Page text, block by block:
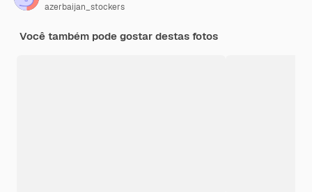
azerbaijan_stockers
Você também pode gostar destas fotos